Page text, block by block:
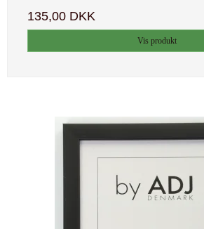
135,00 DKK
Vis produkt